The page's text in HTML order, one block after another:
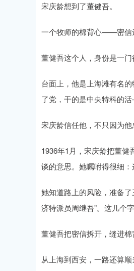
宋庆龄想到了董健吾。
一个牧师的棉背心——密信
董健吾这个人，身份是一门
台面上，他是上海滩有名
了党，干的是中央特科的
宋庆龄信任他，不只因为
1936年1月，宋庆龄把董
谈的意思。她嘱咐得很细
她知道路上的风险，准备
济特派员周继吾"。这几个
董健吾把密信拆开，缝进
从上海到西安，一路还算